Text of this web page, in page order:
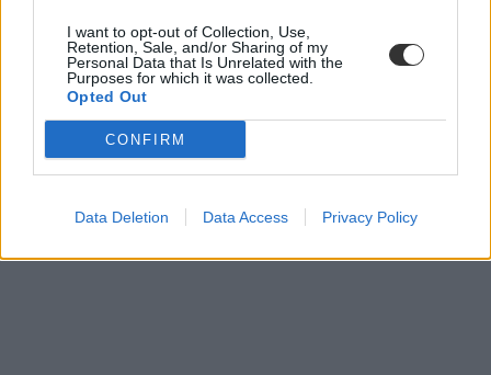
I want to opt-out of Collection, Use,
Retention, Sale, and/or Sharing of my
Personal Data that Is Unrelated with the
Purposes for which it was collected.
Opted Out
CONFIRM
Data Deletion Data Access Privacy Policy